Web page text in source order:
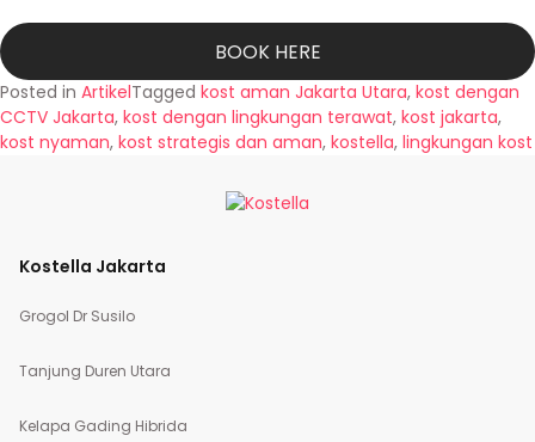
BOOK HERE
Posted in ArtikelTagged kost aman Jakarta Utara, kost dengan
CCTV Jakarta, kost dengan lingkungan terawat, kost jakarta,
kost nyaman, kost strategis dan aman, kostella, lingkungan kost
Kostella Jakarta
Grogol Dr Susilo
Tanjung Duren Utara
Kelapa Gading Hibrida